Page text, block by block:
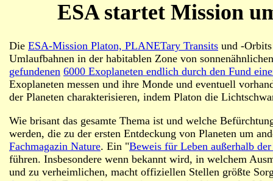
ESA startet Mission
Die ESA-Mission Platon, PLANETary Transits und -
Umlaufbahnen in der habitablen Zone von
gefundenen 6000 Exoplaneten endlich durch den Fund
Exoplaneten messen und ihre Monde und eventuell
der Planeten charakterisieren, indem Platon die
Wie brisant das gesamte Thema ist und welche
werden, die zu der ersten Entdeckung von Planeten um
Fachmagazin Nature. Ein "Beweis für Leben außerhalb
führen. Insbesondere wenn bekannt wird, in welchem
und zu verheimlichen, macht offiziellen Stellen größte